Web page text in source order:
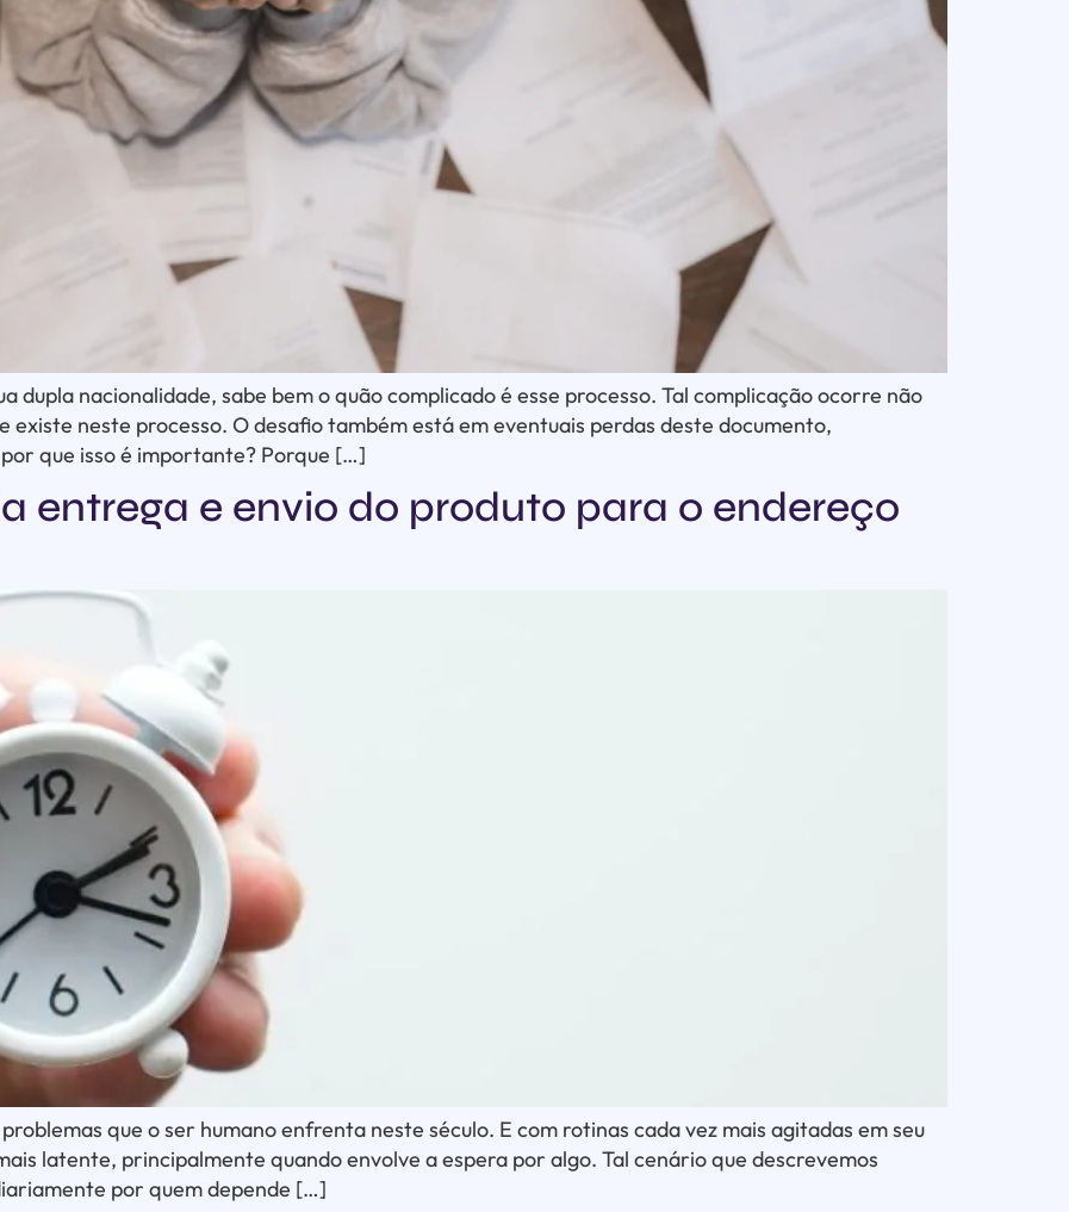
dupla nacionalidade, sabe bem o quão complicado é esse processo. Tal complicação ocorre não
existe neste processo. O desafio também está em eventuais perdas deste documento,
que isso é importante? Porque […]
entrega e envio do produto para o endereço
que o ser humano enfrenta neste século. E com rotinas cada vez mais agitadas em seu
latente, principalmente quando envolve a espera por algo. Tal cenário que descrevemos
por quem depende […]